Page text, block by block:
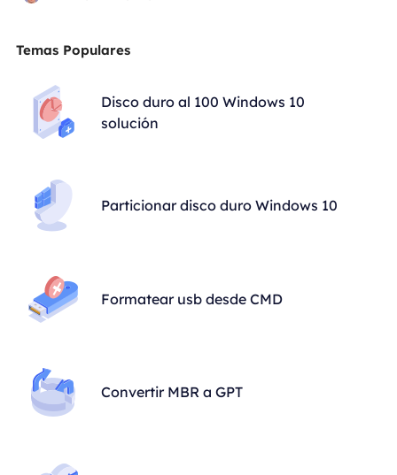
Temas Populares
Disco duro al 100 Windows 10
solución
Particionar disco duro Windows 10
Formatear usb desde CMD
Convertir MBR a GPT